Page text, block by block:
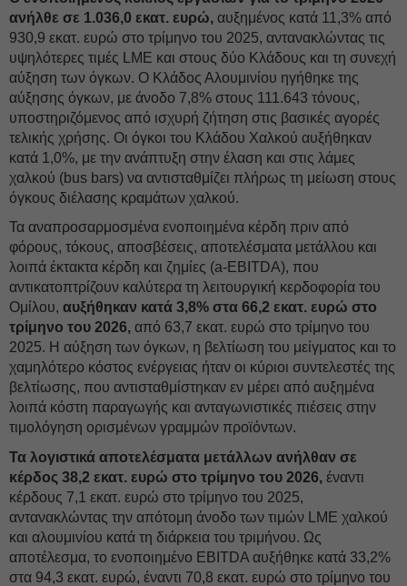
ανήλθε σε 1.036,0 εκατ. ευρώ, αυξημένος κατά 11,3% από
930,9 εκατ. ευρώ στο τρίμηνο του 2025, αντανακλώντας τις
υψηλότερες τιμές LME και στους δύο Κλάδους και τη συνεχή
αύξηση των όγκων. Ο Κλάδος Αλουμινίου ηγήθηκε της
αύξησης όγκων, με άνοδο 7,8% στους 111.643 τόνους,
υποστηριζόμενος από ισχυρή ζήτηση στις βασικές αγορές
τελικής χρήσης. Οι όγκοι του Κλάδου Χαλκού αυξήθηκαν
κατά 1,0%, με την ανάπτυξη στην έλαση και στις λάμες
χαλκού (bus bars) να αντισταθμίζει πλήρως τη μείωση στους
όγκους διέλασης κραμάτων χαλκού.
Τα αναπροσαρμοσμένα ενοποιημένα κέρδη πριν από
φόρους, τόκους, αποσβέσεις, αποτελέσματα μετάλλου και
λοιπά έκτακτα κέρδη και ζημίες (a-EBITDA), που
αντικατοπτρίζουν καλύτερα τη λειτουργική κερδοφορία του
Ομίλου, αυξήθηκαν κατά 3,8% στα 66,2 εκατ. ευρώ στο
τρίμηνο του 2026, από 63,7 εκατ. ευρώ στο τρίμηνο του
2025. Η αύξηση των όγκων, η βελτίωση του μείγματος και το
χαμηλότερο κόστος ενέργειας ήταν οι κύριοι συντελεστές της
βελτίωσης, που αντισταθμίστηκαν εν μέρει από αυξημένα
λοιπά κόστη παραγωγής και ανταγωνιστικές πιέσεις στην
τιμολόγηση ορισμένων γραμμών προϊόντων.
Τα λογιστικά αποτελέσματα μετάλλων ανήλθαν σε
κέρδος 38,2 εκατ. ευρώ στο τρίμηνο του 2026, έναντι
κέρδους 7,1 εκατ. ευρώ στο τρίμηνο του 2025,
αντανακλώντας την απότομη άνοδο των τιμών LME χαλκού
και αλουμινίου κατά τη διάρκεια του τριμήνου. Ως
αποτέλεσμα, το ενοποιημένο EBITDA αυξήθηκε κατά 33,2%
στα 94,3 εκατ. ευρώ, έναντι 70,8 εκατ. ευρώ στο τρίμηνο του